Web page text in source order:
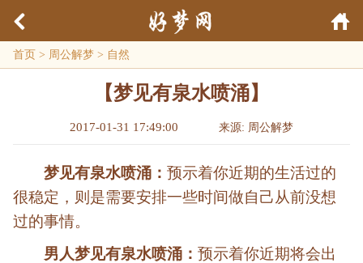
首页 > 周公解梦 > 自然
【梦见有泉水喷涌】
2017-01-31 17:49:00 来源: 周公解梦
梦见有泉水喷涌：预示着你近期的生活过的
很稳定，则是需要安排一些时间做自己从前没想
过的事情。
男人梦见有泉水喷涌：预示着你近期将会出